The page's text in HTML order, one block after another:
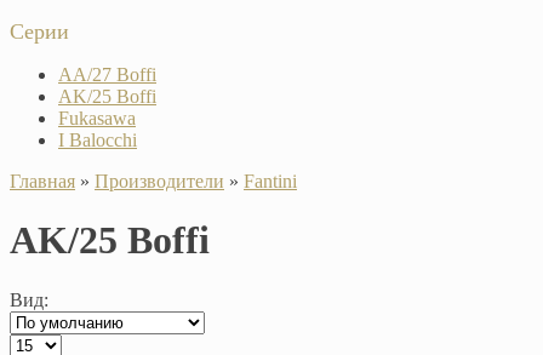
Серии
AA/27 Boffi
AK/25 Boffi
Fukasawa
I Balocchi
Главная » Производители » Fantini
AK/25 Boffi
Вид: